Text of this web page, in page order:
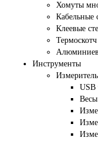
Хомуты
Кабельные
Клеевые
Термоскотч
Инструменты
USB
Весы